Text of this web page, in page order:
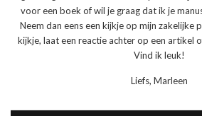
voor een boek of wil je graag dat ik je
Neem dan eens een kijkje op mijn zakelijke
kijkje, laat een reactie achter op een artikel
Vind ik leuk!
Liefs, Marleen